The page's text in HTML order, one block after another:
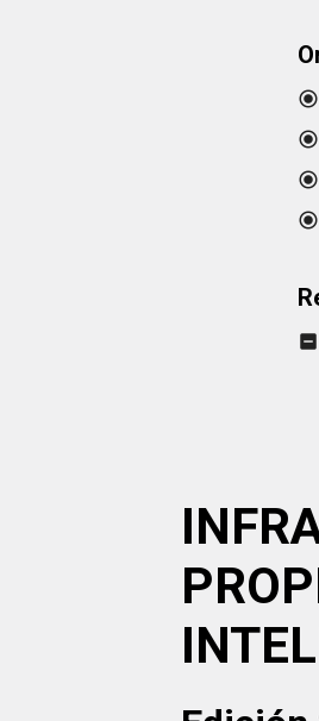
radio_button_checked
radio_button_checked
radio_button_checked
radio_button_checked
indeterminate_check_box